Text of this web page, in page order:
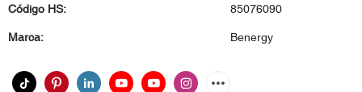
Código HS: 85076090
Marca: Benergy